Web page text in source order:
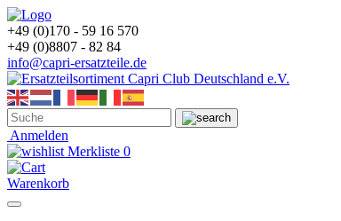
+49 (0)170 - 59 16 570
+49 (0)8807 - 82 84
info@capri-ersatzteile.de
Anmelden
Merkliste 0
Warenkorb